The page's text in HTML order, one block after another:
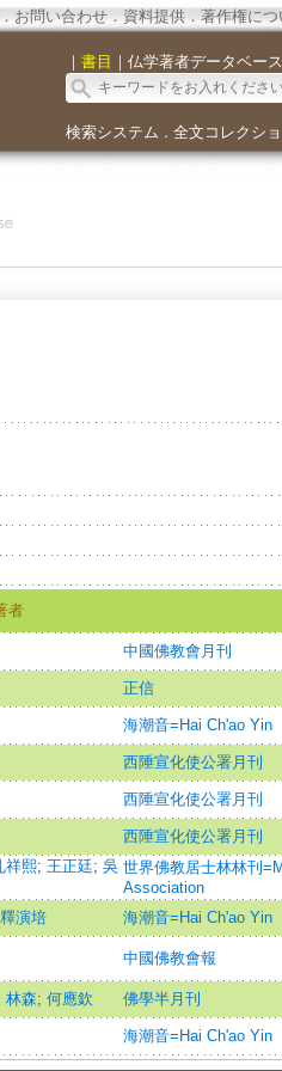
お問い合わせ． 資料提供．著作権につ
｜ 書目 ｜ 仏学著者データベース
検索システム ． 全文コレクシ
者
中國佛教會月刊
正信
海潮音=Hai Ch'ao Yin
西陲宣化使公署月刊
西陲宣化使公署月刊
西陲宣化使公署月刊
祥熙; 王正廷; 吳 世界佛教居士林林刊
Association
釋演培 海潮音=Hai Ch'ao Yin
中國佛教會報
林森; 何應欽 佛學半月刊
海潮音=Hai Ch'ao Yin